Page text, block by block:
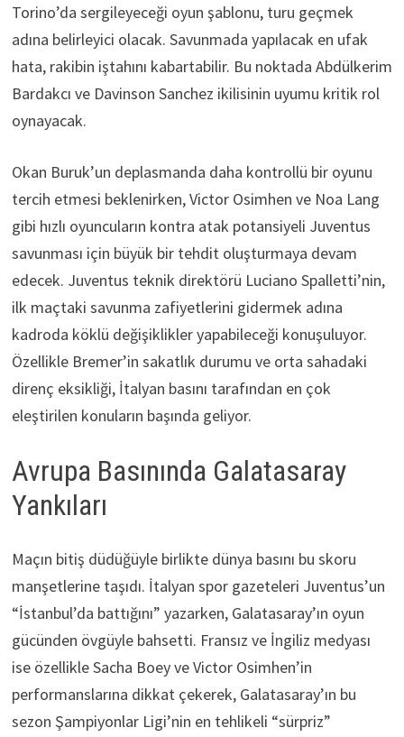
Torino’da sergileyeceği oyun şablonu, turu geçmek
adına belirleyici olacak. Savunmada yapılacak en ufak
hata, rakibin iştahını kabartabilir. Bu noktada Abdülkerim
Bardakcı ve Davinson Sanchez ikilisinin uyumu kritik rol
oynayacak.
Okan Buruk’un deplasmanda daha kontrollü bir oyunu
tercih etmesi beklenirken, Victor Osimhen ve Noa Lang
gibi hızlı oyuncuların kontra atak potansiyeli Juventus
savunması için büyük bir tehdit oluşturmaya devam
edecek. Juventus teknik direktörü Luciano Spalletti’nin,
ilk maçtaki savunma zafiyetlerini gidermek adına
kadroda köklü değişiklikler yapabileceği konuşuluyor.
Özellikle Bremer’in sakatlık durumu ve orta sahadaki
direnç eksikliği, İtalyan basını tarafından en çok
eleştirilen konuların başında geliyor.
Avrupa Basınında Galatasaray
Yankıları
Maçın bitiş düdüğüyle birlikte dünya basını bu skoru
manşetlerine taşıdı. İtalyan spor gazeteleri Juventus’un
“İstanbul’da battığını” yazarken, Galatasaray’ın oyun
gücünden övgüyle bahsetti. Fransız ve İngiliz medyası
ise özellikle Sacha Boey ve Victor Osimhen’in
performanslarına dikkat çekerek, Galatasaray’ın bu
sezon Şampiyonlar Ligi’nin en tehlikeli “sürpriz”